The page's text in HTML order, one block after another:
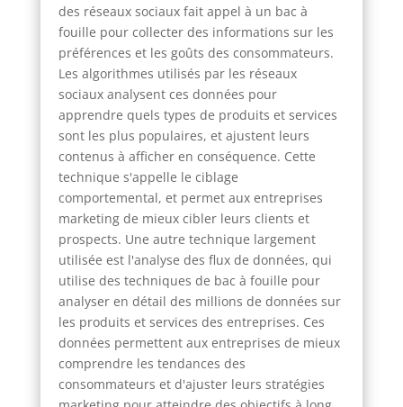
des réseaux sociaux fait appel à un bac à
fouille pour collecter des informations sur les
préférences et les goûts des consommateurs.
Les algorithmes utilisés par les réseaux
sociaux analysent ces données pour
apprendre quels types de produits et services
sont les plus populaires, et ajustent leurs
contenus à afficher en conséquence. Cette
technique s'appelle le ciblage
comportemental, et permet aux entreprises
marketing de mieux cibler leurs clients et
prospects. Une autre technique largement
utilisée est l'analyse des flux de données, qui
utilise des techniques de bac à fouille pour
analyser en détail des millions de données sur
les produits et services des entreprises. Ces
données permettent aux entreprises de mieux
comprendre les tendances des
consommateurs et d'ajuster leurs stratégies